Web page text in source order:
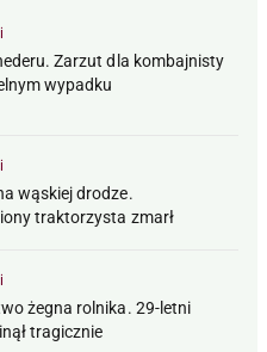
Zarzut dla kombajnisty
wypadku
wąskiej drodze.
traktorzysta zmarł
żegna rolnika. 29-letni
tragicznie